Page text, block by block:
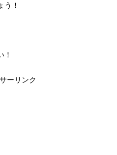
う！
！
ーリンク